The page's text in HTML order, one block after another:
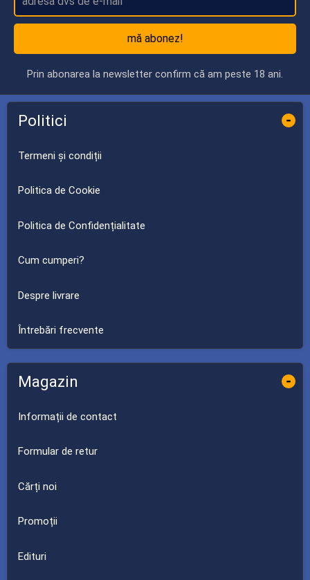
mă abonez!
Prin abonarea la newsletter confirm că am peste 18 ani.
Politici -
Termeni și condiții
Politica de Cookie
Politica de Confidențialitate
Cum cumperi?
Despre livrare
Întrebări frecvente
Magazin -
Informații de contact
Formular de retur
Cărți noi
Promoții
Edituri